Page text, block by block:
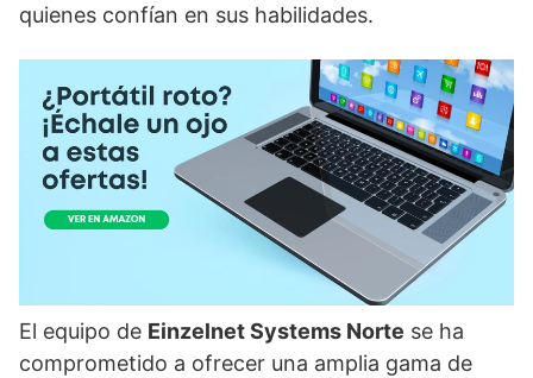
quienes confían en sus habilidades.
El equipo de Einzelnet Systems Norte se ha
comprometido a ofrecer una amplia gama de